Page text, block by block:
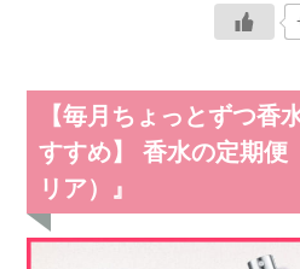
【毎月ちょっとずつ香
すすめ】 香水の定期便
リア）』